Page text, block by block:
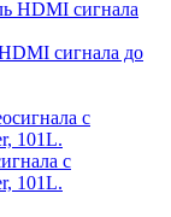
сигнала до
с
101L.